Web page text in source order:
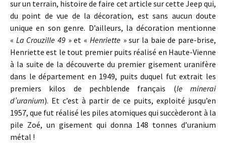
sur un terrain, histoire de faire cet article sur cette Jeep qui,
du point de vue de la décoration, est sans aucun doute
unique en son genre. D’ailleurs, la décoration mentionne
« La Crouzille 49 » et « Henriette» sur la baie de pare-brise,
Henriette est le tout premier puits réalisé en Haute-Vienne
à la suite de la découverte du premier gisement uranifère
dans le département en 1949, puits duquel fut extrait les
premiers kilos de pechblende français (le minerai
d’uranium). Et c’est à partir de ce puits, exploité jusqu’en
1957, que fut réalisé les piles atomiques qui succèderont à la
pile Zoé, un gisement qui donna 148 tonnes d’uranium
métal !